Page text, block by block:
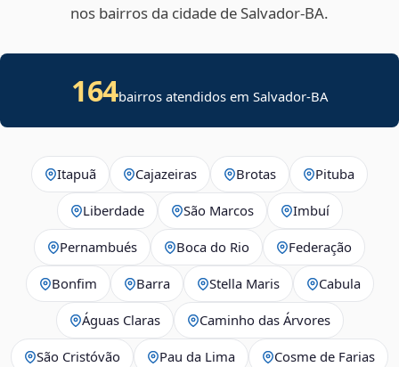
nos bairros da cidade de Salvador‑BA.
164bairros atendidos em Salvador-BA
Itapuã Cajazeiras Brotas Pituba
Liberdade São Marcos Imbuí
Pernambués Boca do Rio Federação
Bonfim Barra Stella Maris Cabula
Águas Claras Caminho das Árvores
São Cristóvão Pau da Lima Cosme de Farias